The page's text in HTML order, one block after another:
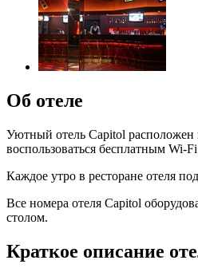
Об отеле
Уютный отель Capitol расположен
воспользоваться бесплатным Wi-
Каждое утро в ресторане отеля
Все номера отеля Capitol
столом.
Краткое описание